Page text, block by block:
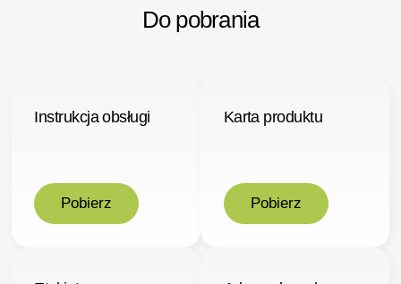
Do pobrania
Instrukcja obsługi
Pobierz
Karta produktu
Pobierz